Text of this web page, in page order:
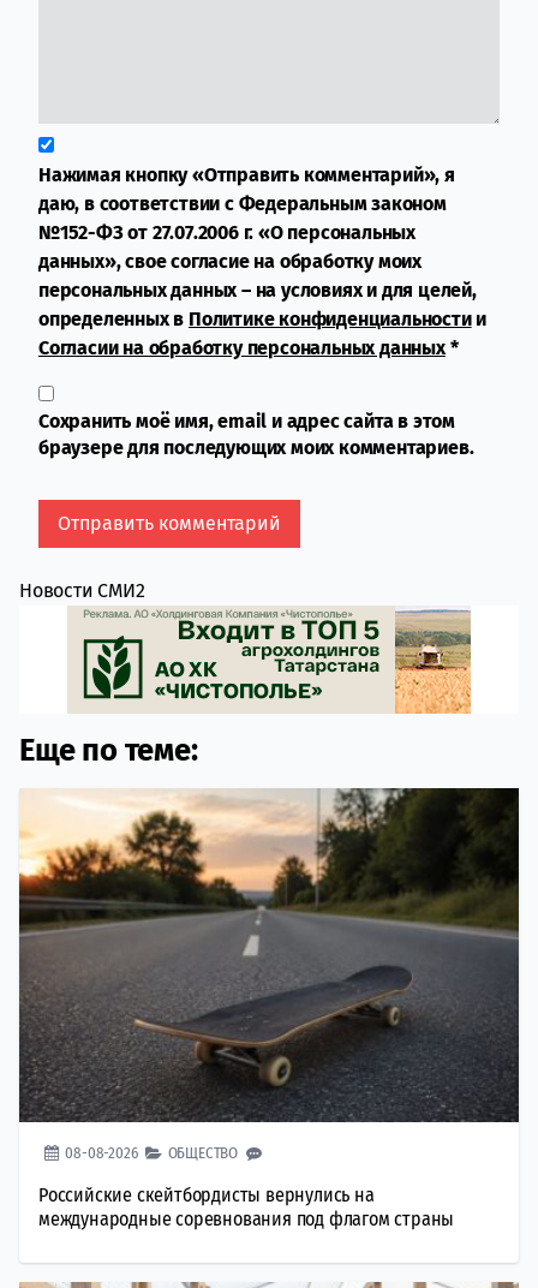
Нажимая кнопку «Отправить комментарий», я
даю, в соответствии с Федеральным законом
№152-ФЗ от 27.07.2006 г. «О персональных
данных», свое согласие на обработку моих
персональных данных – на условиях и для целей,
определенных в Политике конфиденциальностии
Согласии на обработку персональных данных*
Сохранить моё имя, email и адрес сайта в этом
браузере для последующих моих комментариев.
Новости СМИ2
Еще по теме:
08-08-2026 ОБЩЕСТВО
Российские скейтбордисты вернулись на
международные соревнования под флагом страны